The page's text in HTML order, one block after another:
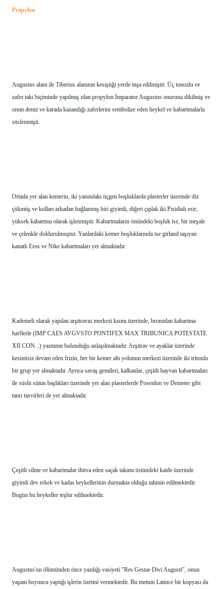
Propylon
Augustus alanı ile Tiberius alanının kesiştiği yerde inşa edilmiştir. Üç tonozlu ve
zafer takı biçiminde yapılmış olan propylon İmparator Augustus onuruna dikilmiş ve
onun deniz ve karada kazandığı zaferlerini sembolize eden heykel ve kabartmalarla
süslenmişti.
Ortada yer alan kemerin, iki yanındaki üçgen boşluklarda plasterler üzerinde diz
çökmüş ve kolları arkadan bağlanmış biri giyimli, diğeri çıplak iki Pisidialı esir;
yüksek kabartma olarak işlenmiştir. Kabartmaların önündeki boşluk ise, bir meşale
ve çelenkle doldurulmuştur. Yanlardaki kemer boşluklarında ise girland taşıyan
kanatlı Eros ve Nike kabartmaları yer almaktadır.
Kademeli olarak yapılan arşitravın merkezi kısmı üzerinde, bronzdan kabartma
harflerle (IMP CAES AVGVSTO PONTIFEX MAX TRIBUNICA POTESTATE
XII CON...) yazıtının bulunduğu anlaşılmaktadır. Arşitrav ve ayaklar üzerinde
kesintisiz devam eden frizin, her bir kemer altı yolunun merkezi üzerinde iki tritonlu
bir grup yer almaktadır. Ayrıca savaş gemileri, kalkanlar, çeşitli hayvan kabartmaları
ile süslü sütun başlıkları üzerinde yer alan plasterlerde Poseidon ve Demeter gibi
tanrı tasvirleri de yer almaktadır.
Çeşitli silme ve kabartmalar ihtiva eden saçak takımı üstündeki kaide üzerinde
giyimli dev erkek ve kadın heykellerinin durmakta olduğu tahmin edilmektedir.
Bugün bu heykeller teşhir edilmektedir.
Augustus'un ölümünden önce yazdığı vasiyeti "Res Gestae Divi Augusti", onun
yaşam boyunca yaptığı işlerin özetini vermektedir. Bu metnin Latince bir kopyası da